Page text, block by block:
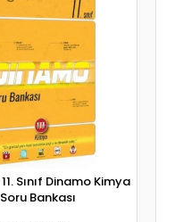
Soru Bankası